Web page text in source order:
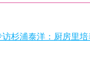
访杉浦泰洋：厨房里培